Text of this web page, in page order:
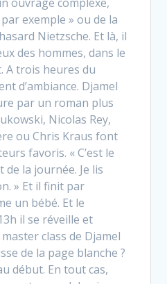
exemple » ou de la
Nietzsche. Et là, il
des hommes, dans le
A trois heures du
d’ambiance. Djamel
par un roman plus
Nicolas Rey,
ou Chris Kraus font
favoris. « C’est le
la journée. Je lis
» Et il finit par
un bébé. Et le
il se réveille et
class de Djamel
de la page blanche ?
début. En tout cas,